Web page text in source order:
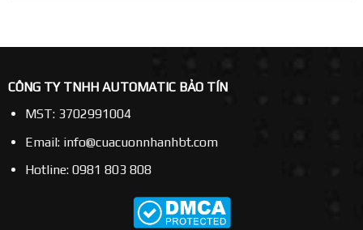
CÔNG TY TNHH AUTOMATIC BẢO TÍN
MST: 3702991004
Email: info@cuacuonnhanhbt.com
Hotline: 0981 803 808